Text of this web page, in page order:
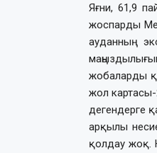
Яғни, 61,9
жоспарды
ауданның
жобаларды
жол картасы-
дегендерге
арқылы
қолдау жоқ.